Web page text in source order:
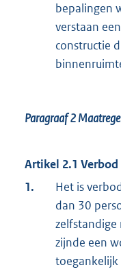
bepalingen
verstaan
constructie
Paragraaf 2
Artikel 2.1
1.
Het is
dan 30
zelfstandige
zijnde een
toegankelijk